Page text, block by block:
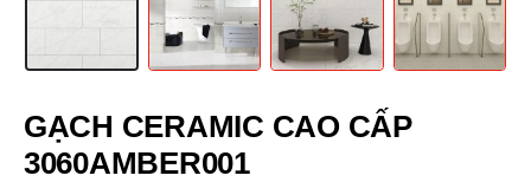
GẠCH CERAMIC CAO CẤP
3060AMBER001